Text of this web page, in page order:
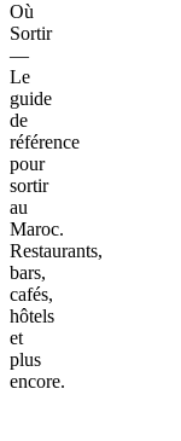
Où
Sortir
—
Le
guide
de
référence
pour
sortir
au
Maroc.
Restaurants,
bars,
cafés,
hôtels
et
plus
encore.